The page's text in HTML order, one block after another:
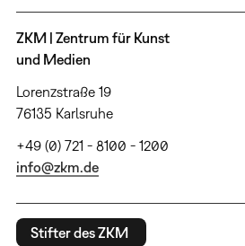
ZKM | Zentrum für Kunst
und Medien
Lorenzstraße 19
76135 Karlsruhe
+49 (0) 721 - 8100 - 1200
info@zkm.de
Stifter des ZKM